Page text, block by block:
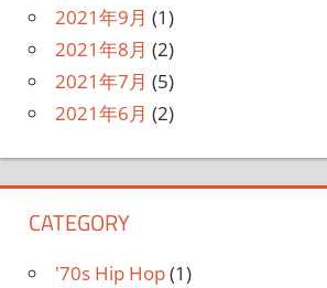
2021年9月 (1)
2021年8月 (2)
2021年7月 (5)
2021年6月 (2)
CATEGORY
'70s Hip Hop(1)